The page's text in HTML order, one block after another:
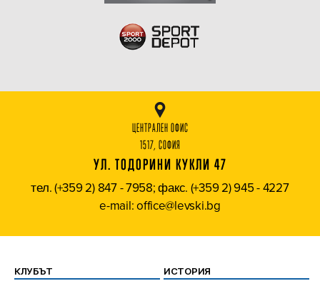
ЦЕНТРАЛЕН ОФИС
1517, СОФИЯ
УЛ. ТОДОРИНИ КУКЛИ 47
тел. (+359 2) 847 - 7958; факс. (+359 2) 945 - 4227
e-mail: office@levski.bg
КЛУБЪТ ИСТОРИЯ